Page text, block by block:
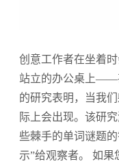
创意工作者在坐着
站立的办公桌上——
的研究表明，当我
际上会出现。该研
些棘手的单词谜题
示”给观察者。 如